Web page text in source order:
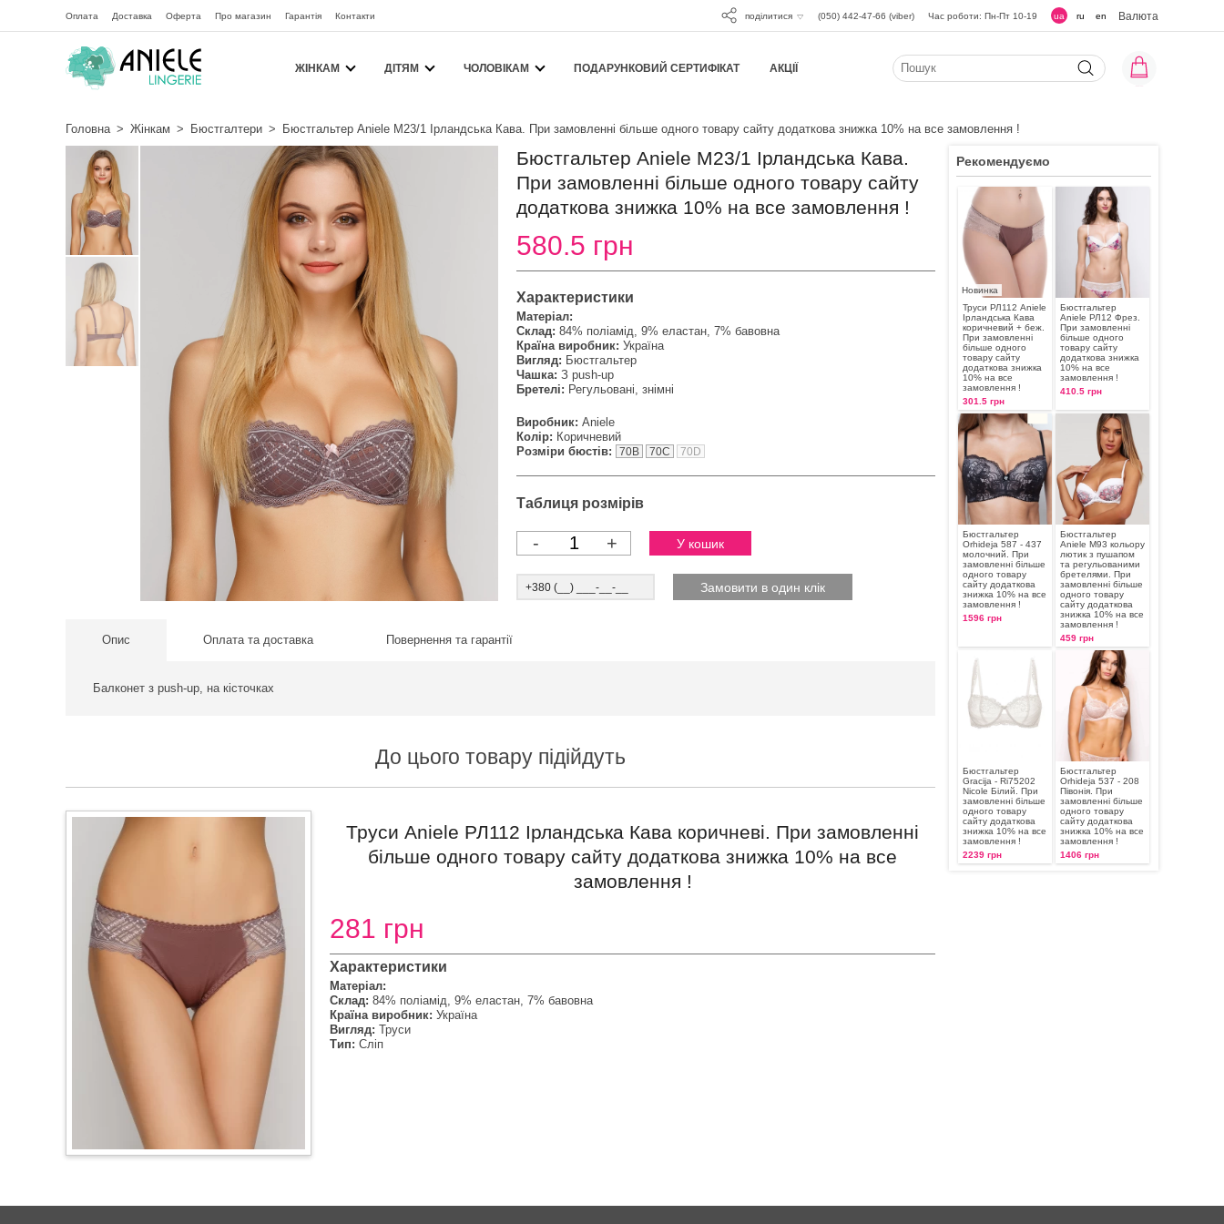
Оплата Доставка Оферта Про магазин Гарантія Контакти поділитися (050) 442-47-66 (viber) Час роботи: Пн-Пт 10-19 ua ru en Валюта
ЖІНКАМ ДІТЯМ ЧОЛОВІКАМ ПОДАРУНКОВИЙ СЕРТИФІКАТ АКЦІЇ
Головна > Жінкам > Бюстгалтери > Бюстгальтер Aniele М23/1 Ірландська Кава. При замовленні більше одного товару сайту додаткова знижка 10% на все замовлення !
Бюстгальтер Aniele М23/1 Ірландська Кава.
При замовленні більше одного товару сайту
додаткова знижка 10% на все замовлення !
580.5 грн
Характеристики
Матеріал:
Склад: 84% поліамід, 9% еластан, 7% бавовна
Країна виробник: Україна
Вигляд: Бюстгальтер
Чашка: З push-up
Бретелі: Регульовані, знімні
Виробник: Aniele
Колір: Коричневий
Розміри бюстів:
70B 70C 70D
Таблиця розмірів
- +
Опис Оплата та доставка Повернення та гарантії
Балконет з push-up, на кісточках
До цього товару підійдуть
Труси Aniele РЛ112 Ірландська Кава коричневі. При замовленні
більше одного товару сайту додаткова знижка 10% на все
замовлення !
281 грн
Характеристики
Матеріал:
Склад: 84% поліамід, 9% еластан, 7% бавовна
Країна виробник: Україна
Вигляд: Труси
Тип: Сліп
Рекомендуємо
Новинка
Труси РЛ112 Aniele
Ірландська Кава
коричневий + беж.
При замовленні
більше одного
товару сайту
додаткова знижка
10% на все
замовлення !
301.5 грн
Бюстгальтер
Aniele РЛ12 Фрез.
При замовленні
більше одного
товару сайту
додаткова знижка
10% на все
замовлення !
410.5 грн
Бюстгальтер
Orhideja 587 - 437
молочний. При
замовленні більше
одного товару
сайту додаткова
знижка 10% на все
замовлення !
1596 грн
Бюстгальтер
Aniele М93 кольору
лютик з пушапом
та регульованими
бретелями. При
замовленні більше
одного товару
сайту додаткова
знижка 10% на все
замовлення !
459 грн
Бюстгальтер
Gracija - Ri75202
Nicole Білий. При
замовленні більше
одного товару
сайту додаткова
знижка 10% на все
замовлення !
2239 грн
Бюстгальтер
Orhideja 537 - 208
Півонія. При
замовленні більше
одного товару
сайту додаткова
знижка 10% на все
замовлення !
1406 грн